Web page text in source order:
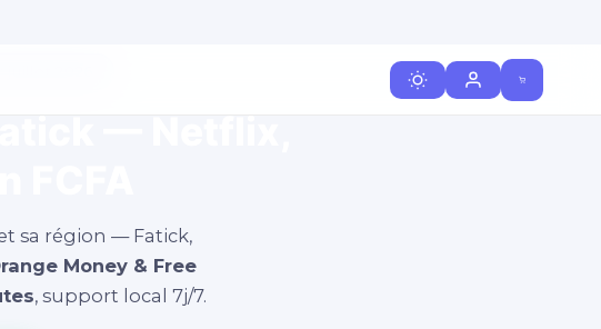
sa région — Fatick,
Money & Free
, support local 7j/7.